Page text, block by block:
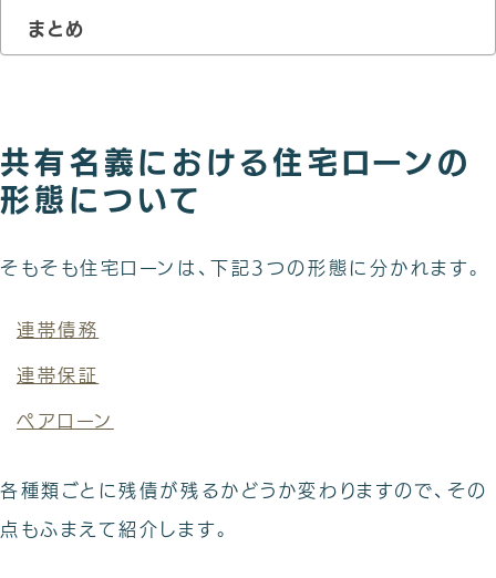
まとめ
共有名義における住宅ローンの
形態について
そもそも住宅ローンは、下記3つの形態に分かれます。
連帯債務
連帯保証
ペアローン
各種類ごとに残債が残るかどうか変わりますので、その
点もふまえて紹介します。